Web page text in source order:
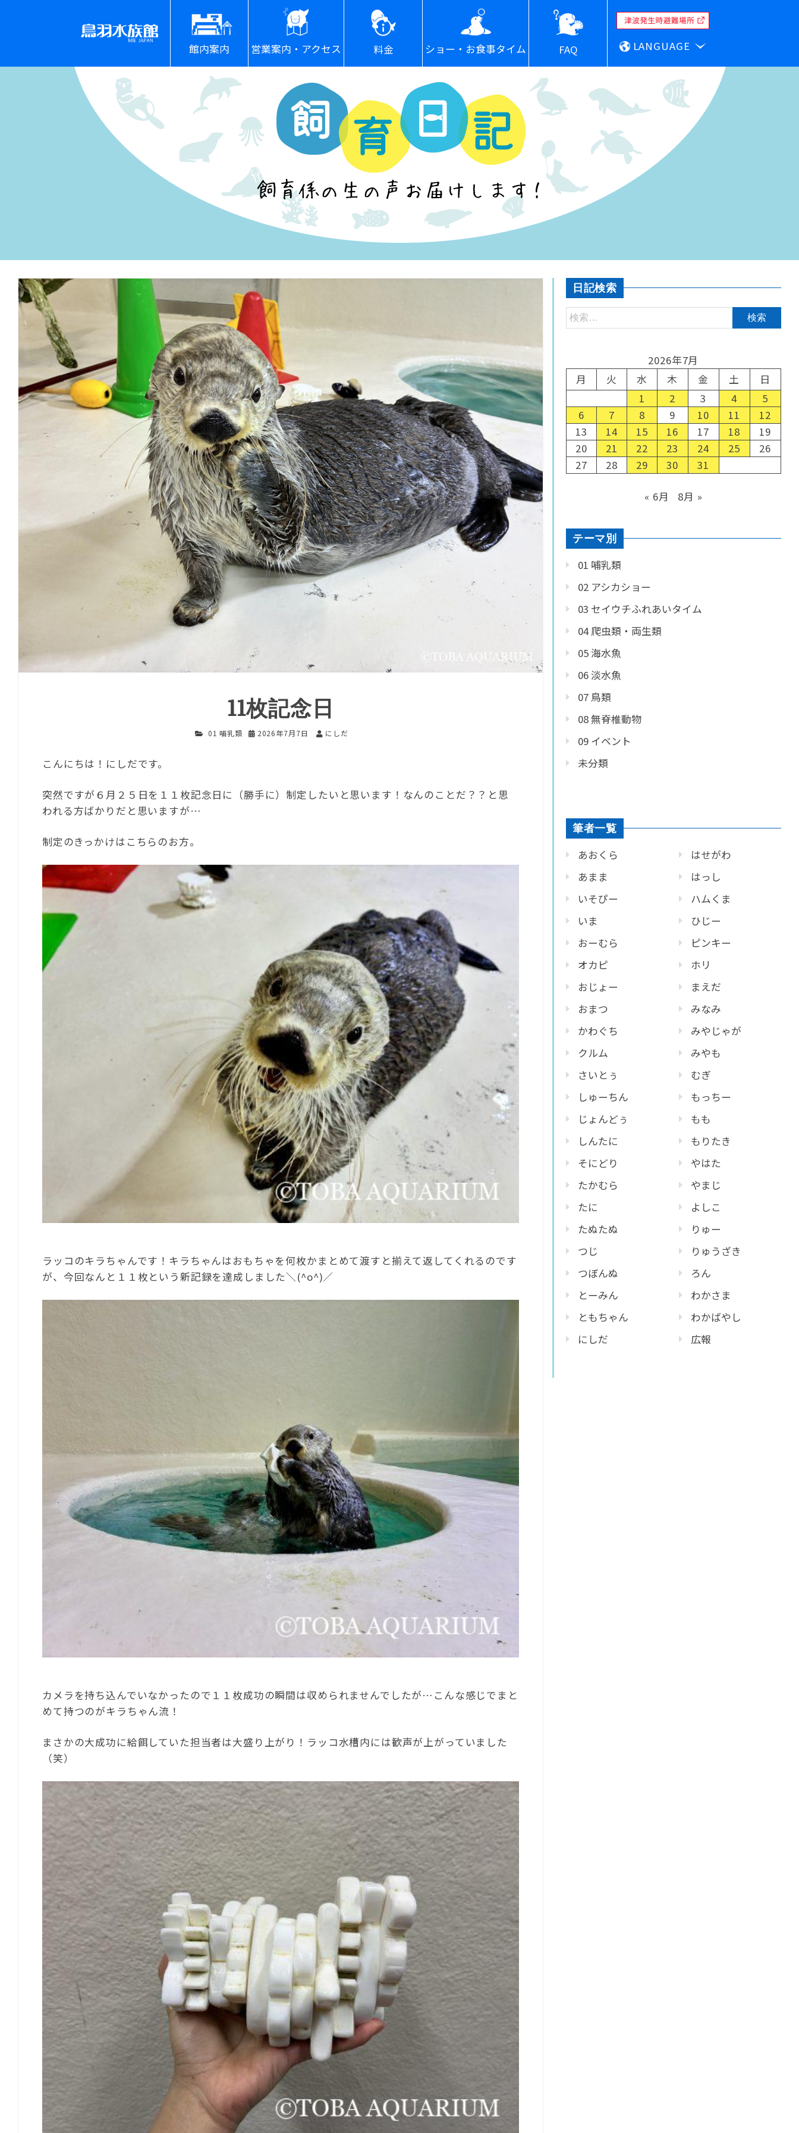
館内案内 営業案内・アクセス 料金 ショー・お食事タイム FAQ LANGUAGE
11枚記念日
01 哺乳類 2026年7月7日 にしだ
こんにちは！にしだです。
突然ですが６月２５日を１１枚記念日に（勝手に）制定したいと思います！なんのことだ？？と思
われる方ばかりだと思いますが…
制定のきっかけはこちらのお方。
ラッコのキラちゃんです！キラちゃんはおもちゃを何枚かまとめて渡すと揃えて返してくれるのです
が、今回なんと１１枚という新記録を達成しました＼(^o^)／
カメラを持ち込んでいなかったので１１枚成功の瞬間は収められませんでしたが…こんな感じでまと
めて持つのがキラちゃん流！
まさかの大成功に給餌していた担当者は大盛り上がり！ラッコ水槽内には歓声が上がっていました
（笑）
日記検索
2026年7月
月
火 水 木 金 土
日
1
2 3 4
5
6
7 8 9 10 11
12
13
14 15 16 17 18
19
20
21 22 23 24 25
26
27
28 29 30 31
« 6月 8月 »
テーマ別
01 哺乳類
02 アシカショー
03 セイウチふれあいタイム
04 爬虫類・両生類
05 海水魚
06 淡水魚
07 鳥類
08 無脊椎動物
09 イベント
未分類
筆者一覧
あおくら
あまま
いそぴー
いま
おーむら
オカピ
おじょー
おまつ
かわぐち
クルム
さいとぅ
しゅーちん
じょんどぅ
しんたに
そにどり
たかむら
たに
たぬたぬ
つじ
つぼんぬ
とーみん
ともちゃん
にしだ
はせがわ
はっし
ハムくま
ひじー
ピンキー
ホリ
まえだ
みなみ
みやじゃが
みやも
むぎ
もっちー
もも
もりたき
やはた
やまじ
よしこ
りゅー
りゅうざき
ろん
わかさま
わかばやし
広報